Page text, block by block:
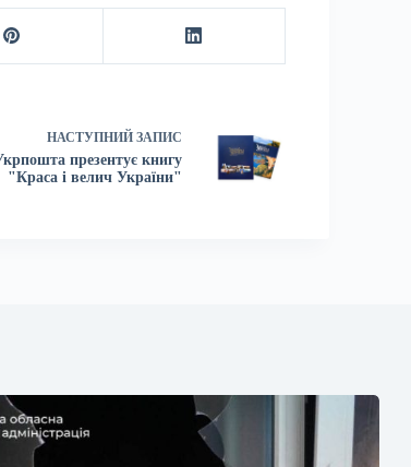
НАСТУПНИЙ ЗАПИС
презентує книгу
"Краса і велич України"